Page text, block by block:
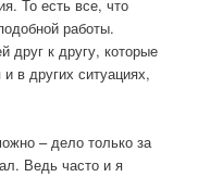
То есть все, что
работы.
друг к другу, которые
в других ситуациях,
– дело только за
Ведь часто и я